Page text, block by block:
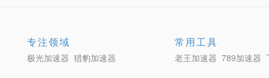
专注领域
极光加速器 猎豹加速器
常用工具
老王加速器 789加速器